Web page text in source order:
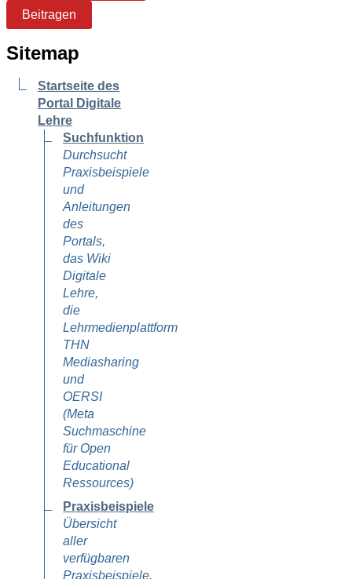
Beitragen
Sitemap
Startseite des
Portal Digitale
Lehre
Suchfunktion
Durchsucht
Praxisbeispiele
und
Anleitungen
des
Portals,
das Wiki
Digitale
Lehre,
die
Lehrmedienplattform
THN
Mediasharing
und
OERSI
(Meta
Suchmaschine
für Open
Educational
Ressources)
Praxisbeispiele
Übersicht
aller
verfügbaren
Praxisbeispiele,